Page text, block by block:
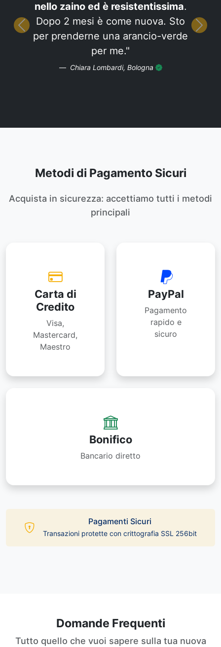
nello zaino ed è resistentissima.
Dopo 2 mesi è come nuova. Sto
per prenderne una arancio-verde
per me."
Chiara Lombardi, Bologna
Precedente
Metodi di Pagamento Sicuri
Acquista in sicurezza: accettiamo tutti i metodi
principali
Carta di
Credito
Visa,
Mastercard,
Maestro
PayPal
Pagamento
rapido e
sicuro
Bonifico
Bancario diretto
Pagamenti Sicuri
Transazioni protette con crittografia SSL 256bit
Domande Frequenti
Tutto quello che vuoi sapere sulla tua nuova